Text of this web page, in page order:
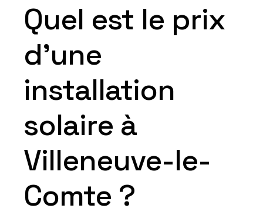
Quel est le prix
d’une
installation
solaire à
Villeneuve-le-
Comte ?